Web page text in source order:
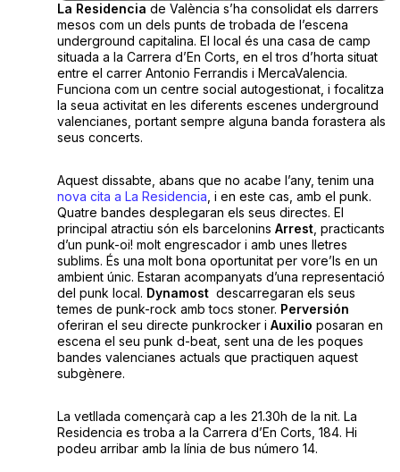
La Residencia de València s’ha consolidat els darrers
mesos com un dels punts de trobada de l’escena
underground capitalina. El local és una casa de camp
situada a la Carrera d’En Corts, en el tros d’horta situat
entre el carrer Antonio Ferrandis i MercaValencia.
Funciona com un centre social autogestionat, i focalitza
la seua activitat en les diferents escenes underground
valencianes, portant sempre alguna banda forastera als
seus concerts.
Aquest dissabte, abans que no acabe l’any, tenim una
nova cita a La Residencia , i en este cas, amb el punk.
Quatre bandes desplegaran els seus directes. El
principal atractiu són els barcelonins Arrest, practicants
d’un punk-oi! molt engrescador i amb unes lletres
sublims. És una molt bona oportunitat per vore’ls en un
ambient únic. Estaran acompanyats d’una representació
del punk local. Dynamostdescarregaran els seus
temes de punk-rock amb tocs stoner. Perversión
oferiran el seu directe punkrocker i Auxilio posaran en
escena el seu punk d-beat, sent una de les poques
bandes valencianes actuals que practiquen aquest
subgènere.
La vetllada començarà cap a les 21.30h de la nit. La
Residencia es troba a la Carrera d’En Corts, 184. Hi
podeu arribar amb la línia de bus número 14.